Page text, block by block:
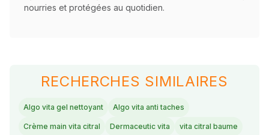
nourries et protégées au quotidien.
RECHERCHES SIMILAIRES
Algo vita gel nettoyant Algo vita anti taches
Crème main vita citral Dermaceutic vita vita citral baume